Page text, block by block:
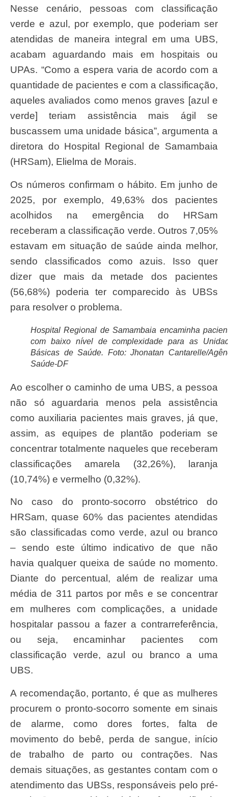
Nesse cenário, pessoas com classificação
verde e azul, por exemplo, que poderiam ser
atendidas de maneira integral em uma UBS,
acabam aguardando mais em hospitais ou
UPAs. “Como a espera varia de acordo com a
quantidade de pacientes e com a classificação,
aqueles avaliados como menos graves [azul e
verde] teriam assistência mais ágil se
buscassem uma unidade básica”, argumenta a
diretora do Hospital Regional de Samambaia
(HRSam), Elielma de Morais.
Os números confirmam o hábito. Em junho de
2025, por exemplo, 49,63% dos pacientes
acolhidos na emergência do HRSam
receberam a classificação verde. Outros 7,05%
estavam em situação de saúde ainda melhor,
sendo classificados como azuis. Isso quer
dizer que mais da metade dos pacientes
(56,68%) poderia ter comparecido às UBSs
para resolver o problema.
Hospital Regional de Samambaia encaminha
com baixo nível de complexidade para as
Básicas de Saúde. Foto: Jhonatan Cantarelle/
Saúde-DF
Ao escolher o caminho de uma UBS, a pessoa
não só aguardaria menos pela assistência
como auxiliaria pacientes mais graves, já que,
assim, as equipes de plantão poderiam se
concentrar totalmente naqueles que receberam
classificações amarela (32,26%), laranja
(10,74%) e vermelho (0,32%).
No caso do pronto-socorro obstétrico do
HRSam, quase 60% das pacientes atendidas
são classificadas como verde, azul ou branco
– sendo este último indicativo de que não
havia qualquer queixa de saúde no momento.
Diante do percentual, além de realizar uma
média de 311 partos por mês e se concentrar
em mulheres com complicações, a unidade
hospitalar passou a fazer a contrarreferência,
ou seja, encaminhar pacientes com
classificação verde, azul ou branco a uma
UBS.
A recomendação, portanto, é que as mulheres
procurem o pronto-socorro somente em sinais
de alarme, como dores fortes, falta de
movimento do bebê, perda de sangue, início
de trabalho de parto ou contrações. Nas
demais situações, as gestantes contam com o
atendimento das UBSs, responsáveis pelo pré-